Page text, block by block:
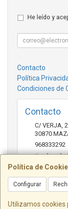
Política de
Configurar
Utilizamos cookies
He leído y
Contacto
Política
Condiciones de
Contacto
C/ VERJA,
30870
968333292
Horario
9:30-14:00 y